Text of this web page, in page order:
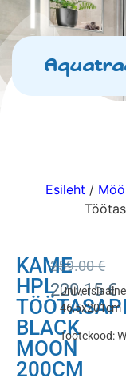
Esileht /
KAME
HPL
BLACK
MOON
200CM
259.00€
220.15€
46,5x201cm
Tootekood: